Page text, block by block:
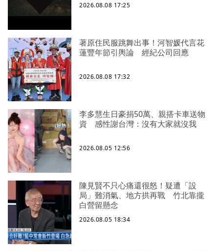
2026.08.08 17:25
著原住民服跳舞出事！河智媛代言花
蓮豐年節引輿論 經紀公司回應
2026.08.08 17:32
李多慧生日豪捐50萬、親搭卡車送物
資 感性謝台灣：沒有大家就沒我
2026.08.05 12:56
陳見賢不只心痛還很怒！疑遭「設
局」難消氣、地方拱再戰 竹北靠攏
白營留懸念
2026.08.05 18:34